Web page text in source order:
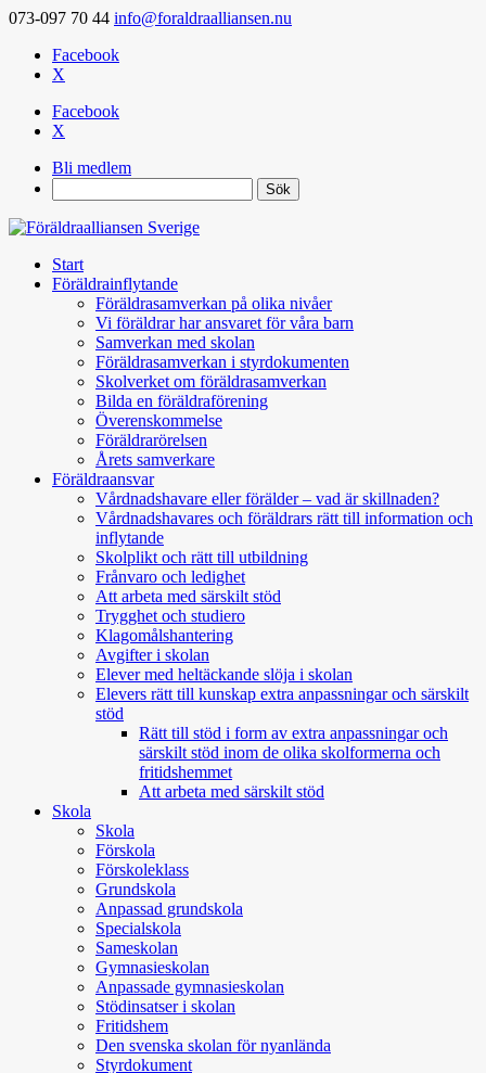
073-097 70 44 info@foraldraalliansen.nu
Facebook
X
Facebook
X
Bli medlem
Start
Föräldrainflytande
Föräldrasamverkan på olika nivåer
Vi föräldrar har ansvaret för våra barn
Samverkan med skolan
Föräldrasamverkan i styrdokumenten
Skolverket om föräldrasamverkan
Bilda en föräldraförening
Överenskommelse
Föräldrarörelsen
Årets samverkare
Föräldraansvar
Vårdnadshavare eller förälder – vad är skillnaden?
Vårdnadshavares och föräldrars rätt till information och
inflytande
Skolplikt och rätt till utbildning
Frånvaro och ledighet
Att arbeta med särskilt stöd
Trygghet och studiero
Klagomålshantering
Avgifter i skolan
Elever med heltäckande slöja i skolan
Elevers rätt till kunskap extra anpassningar och särskilt
stöd
Rätt till stöd i form av extra anpassningar och
särskilt stöd inom de olika skolformerna och
fritidshemmet
Att arbeta med särskilt stöd
Skola
Skola
Förskola
Förskoleklass
Grundskola
Anpassad grundskola
Specialskola
Sameskolan
Gymnasieskolan
Anpassade gymnasieskolan
Stödinsatser i skolan
Fritidshem
Den svenska skolan för nyanlända
Styrdokument